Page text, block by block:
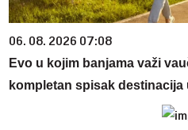
06. 08. 2026 07:08
Evo u kojim banjama važi
kompletan spisak destinacija